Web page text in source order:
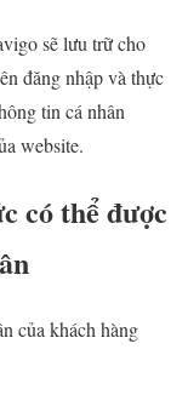
sẽ lưu trữ cho
đăng nhập và thực
tin cá nhân
website.
có thể được
của khách hàng